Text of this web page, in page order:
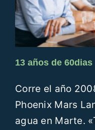
13 años de 60dias
Corre el año
Phoenix Mars
agua en Marte.